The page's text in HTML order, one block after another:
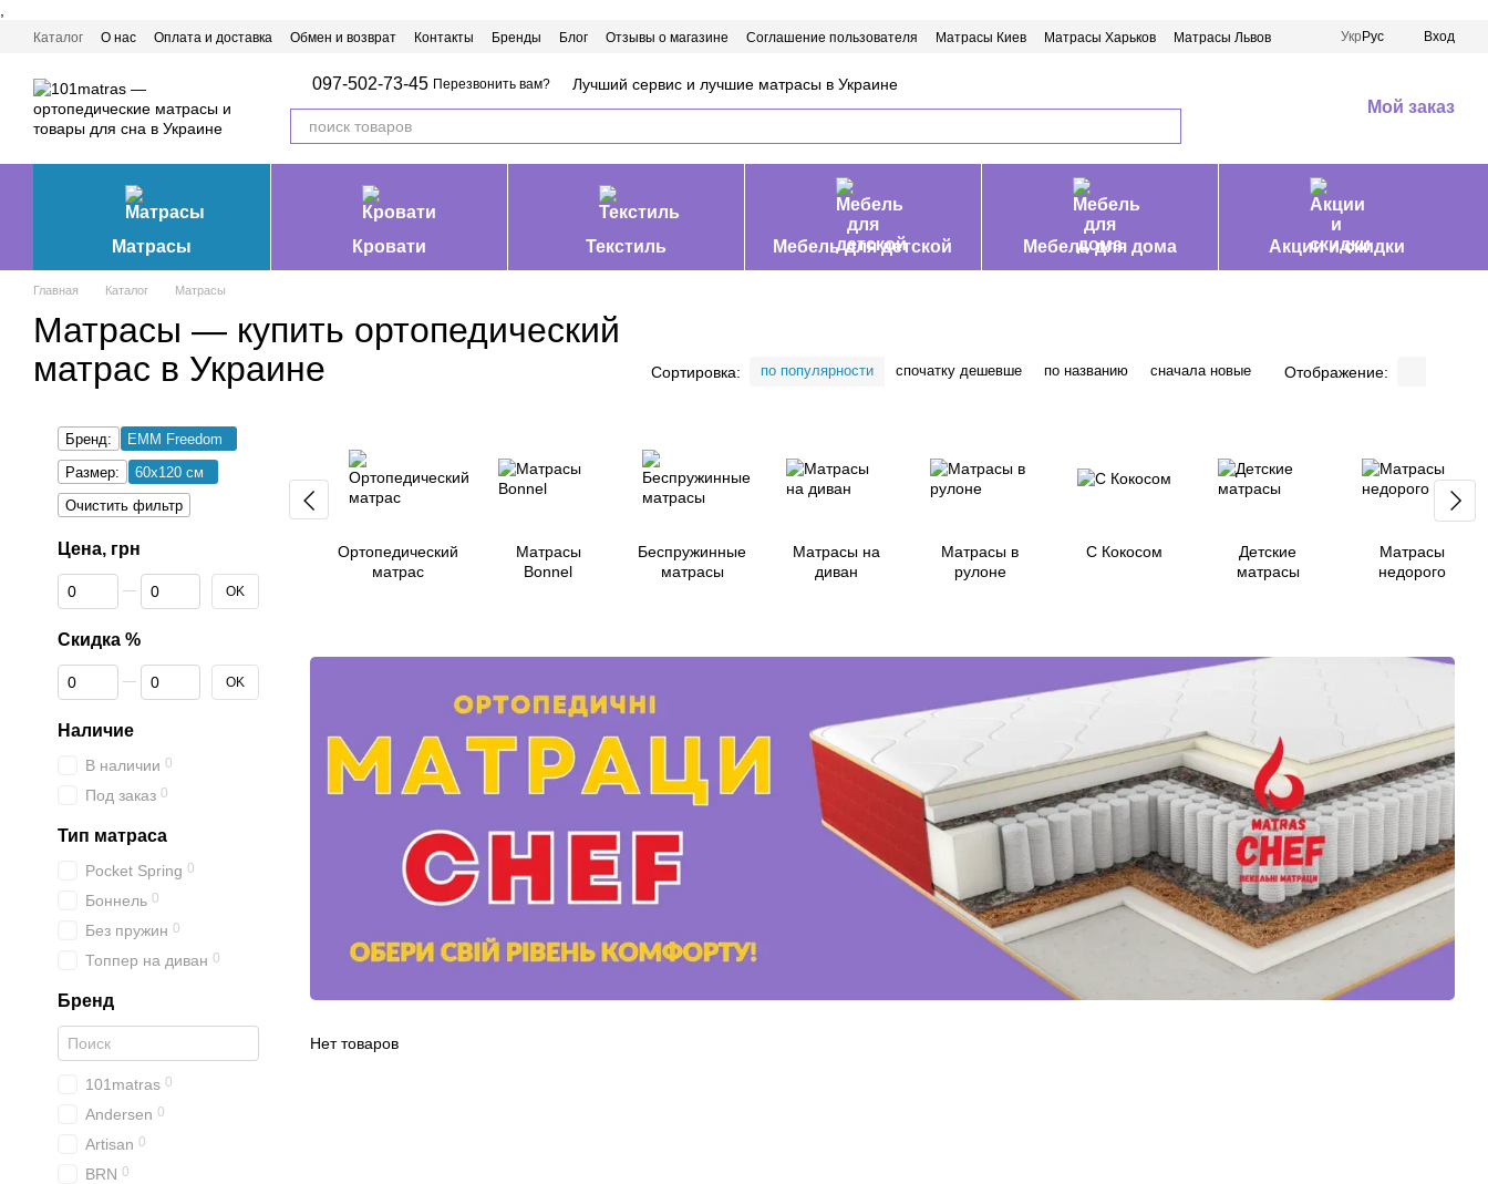
Перейти к основному контенту
Каталог О нас Оплата и доставка Обмен и возврат Контакты Бренды Блог Отзывы о магазине Соглашение пользователя Матрасы Киев Матрасы Харьков
Матрасы Львов
Укр Рус Вход
097-502-73-45 Перезвонить вам? Лучший сервис и лучшие матрасы в Украине
Мой заказ
Матрасы Кровати Текстиль Мебель для детской Мебель для дома Акции и скидки
Главная Каталог Матрасы
Матрасы — купить ортопедический
матрас в Украине
Сортировка: по популярности спочатку дешевше по названию сначала новые Отображение:
Ортопедический
матрас
Матрасы
Bonnel
Беспружинные
матрасы
Матрасы на
диван
Матрасы в
рулоне
С Кокосом
Детские
матрасы
Матрасы
недорого
Нет товаров
Бренд:
EMM Freedom
Размер:
60х120 см
Очистить фильтр
Цена, грн
От Цена, грн
До Цена, грн OK
Скидка %
От Скидка %
До Скидка % OK
Наличие
В наличии 0
Под заказ 0
Тип матраса
Pocket Spring 0
Боннель 0
Без пружин 0
Топпер на диван 0
Бренд
101matras 0
Andersen 0
Artisan 0
BRN 0